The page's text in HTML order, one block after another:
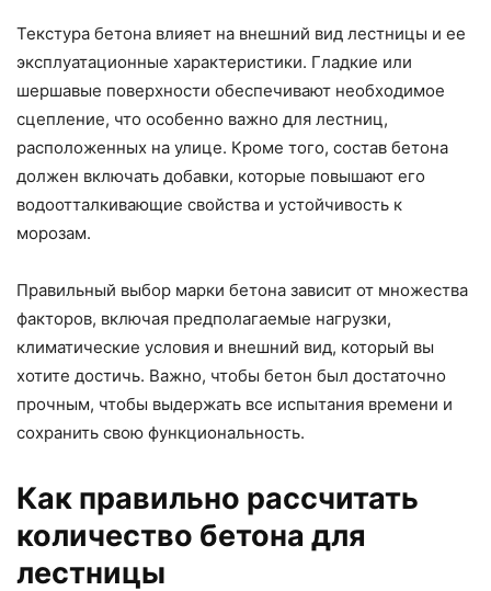
Текстура бетона влияет на внешний вид лестницы и ее
эксплуатационные характеристики. Гладкие или
шершавые поверхности обеспечивают необходимое
сцепление, что особенно важно для лестниц,
расположенных на улице. Кроме того, состав бетона
должен включать добавки, которые повышают его
водоотталкивающие свойства и устойчивость к
морозам.
Правильный выбор марки бетона зависит от множества
факторов, включая предполагаемые нагрузки,
климатические условия и внешний вид, который вы
хотите достичь. Важно, чтобы бетон был достаточно
прочным, чтобы выдержать все испытания времени и
сохранить свою функциональность.
Как правильно рассчитать
количество бетона для
лестницы